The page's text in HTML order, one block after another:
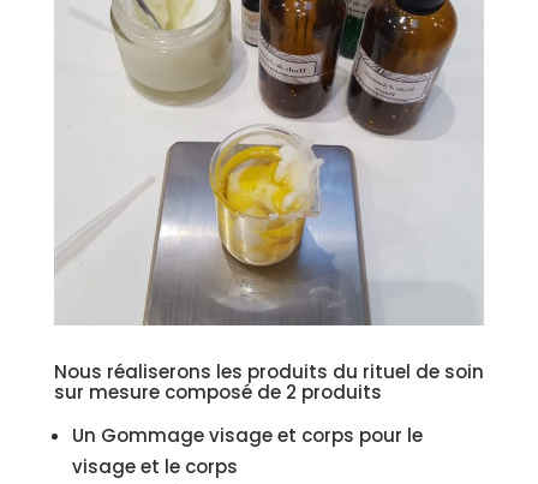
Nous réaliserons les produits du rituel de soin
sur mesure composé de 2 produits
Un Gommage visage et corps pour le
visage et le corps